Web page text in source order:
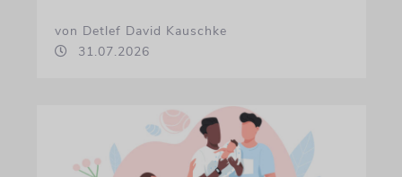
von Detlef David Kauschke
31.07.2026